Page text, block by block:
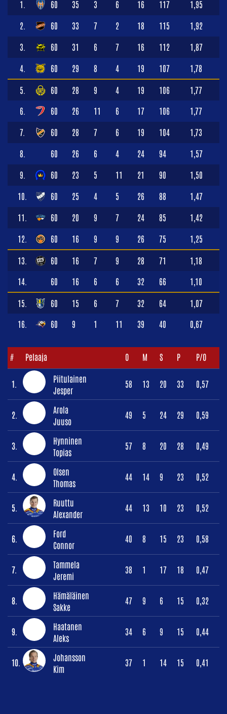
1. 60 35 3 6 16 117 1,95
2. 60 33 7 2 18 115 1,92
3. 60 31 6 7 16 112 1,87
4. 60 29 8 4 19 107 1,78
5. 60 28 9 4 19 106 1,77
6. 60 26 11 6 17 106 1,77
7. 60 28 7 6 19 104 1,73
8. 60 26 6 4 24 94 1,57
9. 60 23 5 11 21 90 1,50
10. 60 25 4 5 26 88 1,47
11. 60 20 9 7 24 85 1,42
12. 60 16 9 9 26 75 1,25
13. 60 16 7 9 28 71 1,18
14. 60 16 6 6 32 66 1,10
15. 60 15 6 7 32 64 1,07
16. 60 9 1 11 39 40 0,67
# Pelaaja O M S P P/O
1.
Piitulainen
Jesper
58 13 20 33 0,57
2.
Arola
Juuso
49 5 24 29 0,59
3.
Hynninen
Topias
57 8 20 28 0,49
4.
Olsen
Thomas
44 14 9 23 0,52
5.
Ruuttu
Alexander
44 13 10 23 0,52
6.
Ford
Connor
40 8 15 23 0,58
7.
Tammela
Jeremi
38 1 17 18 0,47
8.
Hämäläinen
Sakke
47 9 6 15 0,32
9.
Haatanen
Aleks
34 6 9 15 0,44
10.
Johansson
Kim
37 1 14 15 0,41